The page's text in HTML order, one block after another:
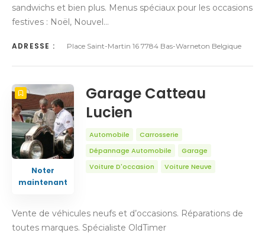
sandwichs et bien plus. Menus spéciaux pour les occasions
festives : Noël, Nouvel…
ADRESSE : Place Saint-Martin 16 7784 Bas-Warneton Belgique
Noter
maintenant
Garage Catteau
Lucien
Automobile
Carrosserie
Dépannage Automobile
Garage
Voiture D'occasion
Voiture Neuve
Vente de véhicules neufs et d’occasions. Réparations de
toutes marques. Spécialiste OldTimer